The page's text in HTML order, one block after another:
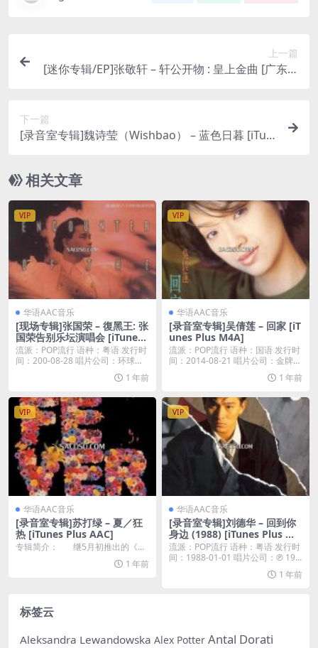
上一篇
[迷你专辑/EP]张敬轩 – 轩公开物 : 皇上金曲 [广东II]
下一篇
[录音室专辑]魏诗莹（Wishbao） – 蓝色日暮 [iTun
相关文章
VIP
华语AAC音乐
[现场专辑]张国荣 – 復黑王: 张
国荣告别乐坛演唱会 [iTunes
Plus M4A]
流派：POP流行 语种：粤语 发行时
间：200-08-28 唱片公司：环球唱
1 年前
VIP
华语AAC音乐
[录音室专辑]吴倩莲 – 回家 [iT
unes Plus M4A]
流派：POP流行 语种：国语 发行时
间：2014-08-21 唱片公司：金牌大
1 年前
VIP
华语AAC音乐
[录音室专辑]苏打绿 – 夏／狂
热 [iTunes Plus AAC]
专辑简介： 继5月初推出的《...
1 年前
VIP
华语AAC音乐
[录音室专辑]刘德华 – 回到你
身边 (1988) [iTunes Plus M4
A]
流派：POP流行 语种：粤语 发行时
间：1988-01-01 唱片公司：℗ 19...
1 年前
标签云
Aleksandra Lewandowska Alex Potter Antal Dorati